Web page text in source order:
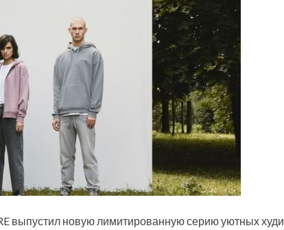
выпустил новую лимитированную серию уютных худи